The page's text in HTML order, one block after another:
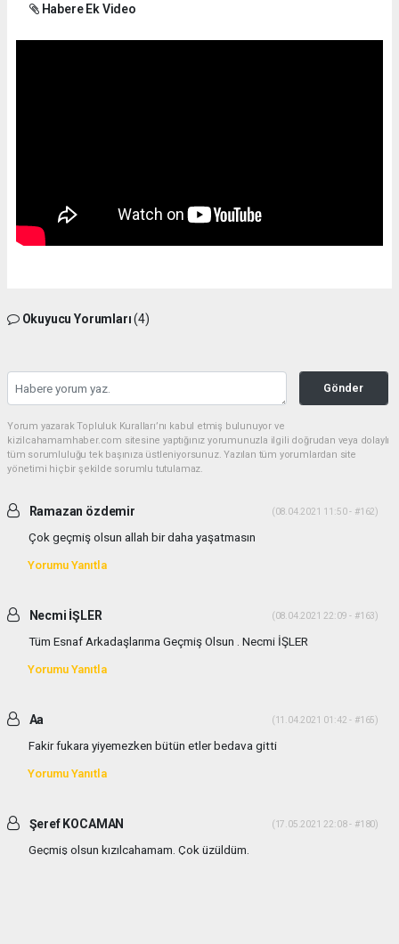
Habere Ek Video
Okuyucu Yorumları(4)
Gönder
Yorum yazarak Topluluk Kuralları’nı kabul etmiş bulunuyor ve
kizilcahamamhaber.com sitesine yaptığınız yorumunuzla ilgili doğrudan veya dolaylı
tüm sorumluluğu tek başınıza üstleniyorsunuz. Yazılan tüm yorumlardan site
yönetimi hiçbir şekilde sorumlu tutulamaz.
Ramazan özdemir (08.04.2021 11:50 - #162)
Çok geçmiş olsun allah bir daha yaşatmasın
Yorumu Yanıtla
Necmi İŞLER (08.04.2021 22:09 - #163)
Tüm Esnaf Arkadaşlarıma Geçmiş Olsun . Necmi İŞLER
Yorumu Yanıtla
Aa (11.04.2021 01:42 - #165)
Fakir fukara yiyemezken bütün etler bedava gitti
Yorumu Yanıtla
Şeref KOCAMAN (17.05.2021 22:08 - #180)
Geçmiş olsun kızılcahamam. Çok üzüldüm.